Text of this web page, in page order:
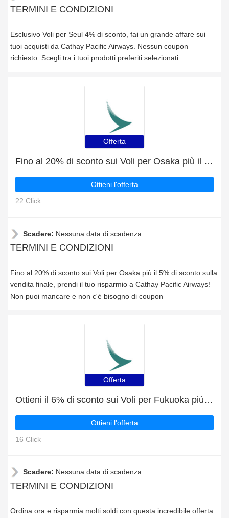
TERMINI E CONDIZIONI
Esclusivo Voli per Seul 4% di sconto, fai un grande affare sui
tuoi acquisti da Cathay Pacific Airways. Nessun coupon
richiesto. Scegli tra i tuoi prodotti preferiti selezionati
Offerta
Fino al 20% di sconto sui Voli per Osaka più il 5% di sconto sulla vendita finale
Ottieni l'offerta
22 Click
Scadere: Nessuna data di scadenza
TERMINI E CONDIZIONI
Fino al 20% di sconto sui Voli per Osaka più il 5% di sconto sulla
vendita finale, prendi il tuo risparmio a Cathay Pacific Airways!
Non puoi mancare e non c'è bisogno di coupon
Offerta
Ottieni il 6% di sconto sui Voli per Fukuoka più un ulteriore 6% di sconto sugli articoli in vendita
Ottieni l'offerta
16 Click
Scadere: Nessuna data di scadenza
TERMINI E CONDIZIONI
Ordina ora e risparmia molti soldi con questa incredibile offerta